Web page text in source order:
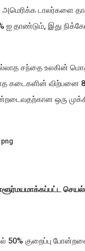
டாலர்களை
ஐ தாண்டும், இது
சந்தை உலகின்
கடைகளின் விற்பனை
ஒரு
50% குறைப்பு